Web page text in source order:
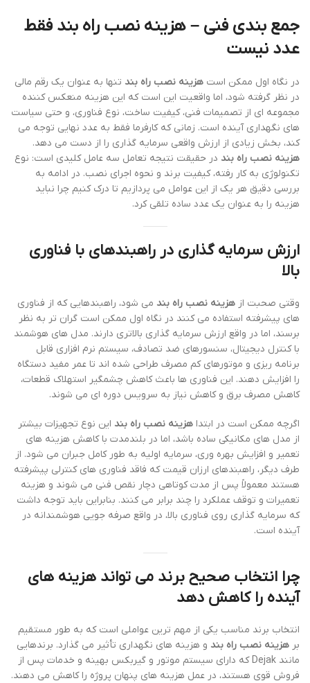
جمع بندی فنی – هزینه نصب راه بند فقط
عدد نیست
در نگاه اول ممکن است هزینه نصب راه بند تنها به عنوان یک رقم مالی
در نظر گرفته شود، اما واقعیت این است که این هزینه منعکس کننده
مجموعه ای از تصمیمات فنی، کیفیت ساخت، نوع فناوری، و حتی سیاست
های نگهداری آینده است. زمانی که کارفرما فقط به عدد نهایی توجه می
کند، بخش زیادی از ارزش واقعی سرمایه گذاری را از دست می دهد.
هزینه نصب راه بند در حقیقت نتیجه تعامل سه عامل کلیدی است: نوع
تکنولوژی به کار رفته، کیفیت برند و نحوه اجرای نصب. در ادامه به
بررسی دقیق هر یک از این عوامل می پردازیم تا درک کنیم چرا نباید
هزینه را به عنوان یک عدد ساده تلقی کرد.
ارزش سرمایه گذاری در راهبندهای با فناوری
بالا
وقتی صحبت از هزینه نصب راه بند می شود، راهبندهایی که از فناوری
های پیشرفته استفاده می کنند در نگاه اول ممکن است گران تر به نظر
برسند، اما در واقع ارزش سرمایه گذاری بالاتری دارند. مدل های هوشمند
با کنترل دیجیتال، سنسورهای ضد تصادف، سیستم نرم افزاری قابل
برنامه ریزی و موتورهای کم مصرف طراحی شده اند تا عمر مفید دستگاه
را افزایش دهند. این فناوری ها باعث کاهش چشمگیر استهلاک قطعات،
کاهش مصرف برق و کاهش نیاز به سرویس دوره ای می شوند.
اگرچه ممکن است در ابتدا هزینه نصب راه بند این نوع تجهیزات بیشتر
از مدل های مکانیکی ساده باشد، اما در بلندمدت با کاهش هزینه های
تعمیر و افزایش بهره وری، سرمایه اولیه به طور کامل جبران می شود. از
طرف دیگر، راهبندهای ارزان قیمت که فاقد فناوری های کنترلی پیشرفته
هستند معمولاً پس از مدت کوتاهی دچار نقص فنی می شوند و هزینه
تعمیرات و توقف عملکرد را چند برابر می کنند. بنابراین باید توجه داشت
که سرمایه گذاری روی فناوری بالا، در واقع صرفه جویی هوشمندانه در
آینده است.
چرا انتخاب صحیح برند می تواند هزینه های
آینده را کاهش دهد
انتخاب برند مناسب یکی از مهم ترین عواملی است که به طور مستقیم
بر هزینه نصب راه بند و هزینه های نگهداری تأثیر می گذارد. برندهایی
مانند Dejak که دارای سیستم موتور و گیربکس بهینه و خدمات پس از
فروش قوی هستند، در عمل هزینه های پنهان پروژه را کاهش می دهند.